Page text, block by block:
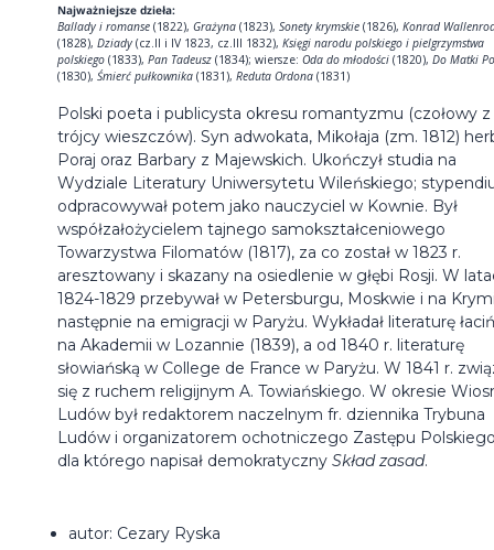
Najważniejsze dzieła:
Ballady i romanse (1822), Grażyna (1823), Sonety krymskie (1826), Konrad
(1828), Dziady (cz.II i IV 1823, cz.III 1832), Księgi narodu polskiego i pielgrzymstwa
polskiego (1833), Pan Tadeusz (1834); wiersze: Oda do młodości (1820), Do Matki
(1830), Śmierć pułkownika (1831), Reduta Ordona (1831)
Polski poeta i publicysta okresu romantyzmu (czołowy z
trójcy wieszczów). Syn adwokata, Mikołaja (zm. 1812)
Poraj oraz Barbary z Majewskich. Ukończył studia na
Wydziale Literatury Uniwersytetu Wileńskiego;
odpracowywał potem jako nauczyciel w Kownie. Był
współzałożycielem tajnego samokształceniowego
Towarzystwa Filomatów (1817), za co został w 1823 r.
aresztowany i skazany na osiedlenie w głębi Rosji. W
1824-1829 przebywał w Petersburgu, Moskwie i na
następnie na emigracji w Paryżu. Wykładał literaturę
na Akademii w Lozannie (1839), a od 1840 r. literaturę
słowiańską w College de France w Paryżu. W 1841 r.
się z ruchem religijnym A. Towiańskiego. W okresie
Ludów był redaktorem naczelnym fr. dziennika Trybuna
Ludów i organizatorem ochotniczego Zastępu
dla którego napisał demokratyczny Skład zasad.
autor: Cezary Ryska